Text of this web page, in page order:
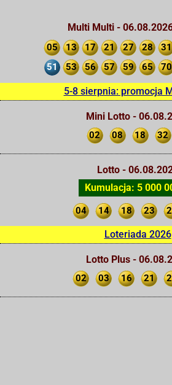
Multi Multi -
05 13 17 21 27 28 31
51
53 56 57 59 65 70
5-8 sierpnia: promocja
Mini Lotto -
02 08 18 32
Lotto -
Kumulacja: 5 000
04 14 18 23
Loteriada 2026
Lotto Plus -
02 03 16 21